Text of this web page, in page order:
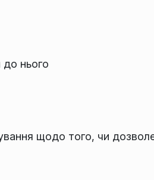
до нього
щодо того, чи